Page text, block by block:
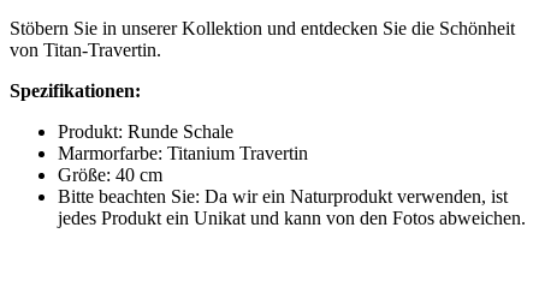
Stöbern Sie in unserer Kollektion und entdecken Sie die Schönheit
von Titan-Travertin.
Spezifikationen:
Produkt: Runde Schale
Marmorfarbe: Titanium Travertin
Größe: 40 cm
Bitte beachten Sie: Da wir ein Naturprodukt verwenden, ist
jedes Produkt ein Unikat und kann von den Fotos abweichen.